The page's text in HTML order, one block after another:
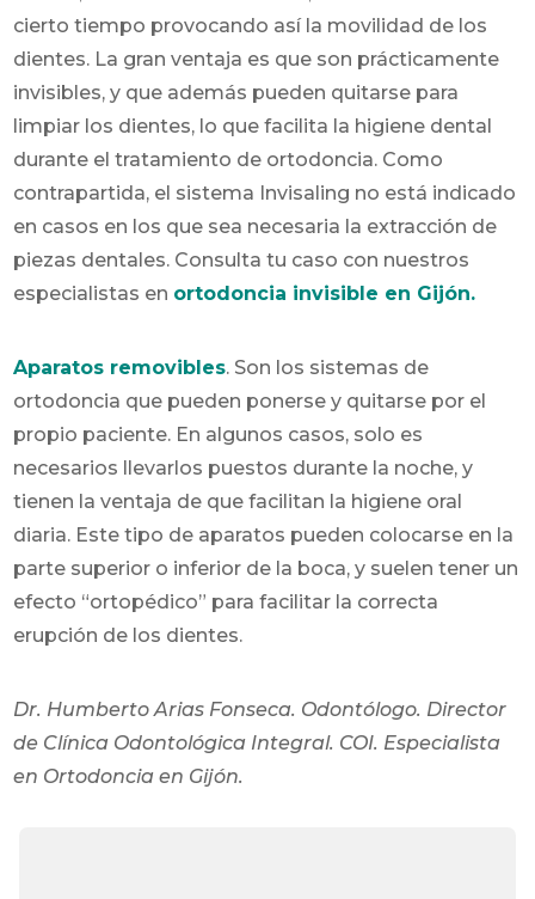
cierto tiempo provocando así la movilidad de los
dientes. La gran ventaja es que son prácticamente
invisibles, y que además pueden quitarse para
limpiar los dientes, lo que facilita la higiene dental
durante el tratamiento de ortodoncia. Como
contrapartida, el sistema Invisaling no está indicado
en casos en los que sea necesaria la extracción de
piezas dentales. Consulta tu caso con nuestros
especialistas en ortodoncia invisible en Gijón.
Aparatos removibles. Son los sistemas de
ortodoncia que pueden ponerse y quitarse por el
propio paciente. En algunos casos, solo es
necesarios llevarlos puestos durante la noche, y
tienen la ventaja de que facilitan la higiene oral
diaria. Este tipo de aparatos pueden colocarse en la
parte superior o inferior de la boca, y suelen tener un
efecto “ortopédico” para facilitar la correcta
erupción de los dientes.
Dr. Humberto Arias Fonseca. Odontólogo. Director
de Clínica Odontológica Integral. COI. Especialista
en Ortodoncia en Gijón.